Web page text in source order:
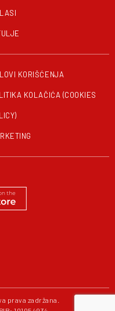
KORIŠĆENJA
KOLAČIĆA (COOKIES
prava zadržana.